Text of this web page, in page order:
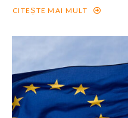
CITEȘTE MAI MULT